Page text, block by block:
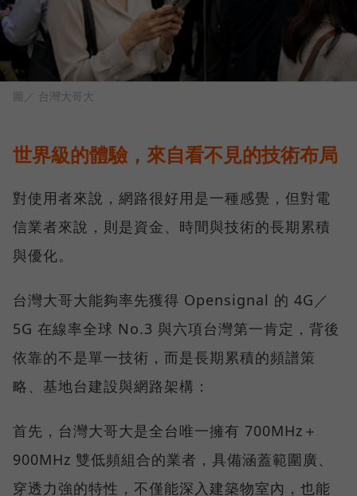
圖／ 台灣大哥大
世界級的體驗，來自看不見的技術布局
對使用者來說，網路很好用是一種感覺，但對電
信業者來說，則是資金、時間與技術的長期累積
與優化。
台灣大哥大能夠率先獲得 Opensignal 的 4G／
5G 在線率全球 No.3 與六項台灣第一肯定，背後
依靠的不是單一技術，而是長期累積的頻譜策
略、基地台建設與網路架構：
首先，台灣大哥大是全台唯一擁有 700MHz＋
900MHz 雙低頻組合的業者，具備涵蓋範圍廣、
穿透力強的特性，不僅能深入建築物室內，也能